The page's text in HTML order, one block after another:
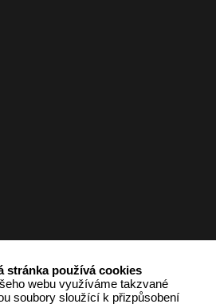
stránka používá cookies
webu využíváme takzvané
soubory sloužící k přizpůsobení